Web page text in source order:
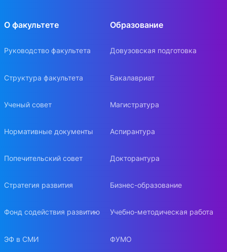
О факультете
Руководство факультета
Структура факультета
Ученый совет
Нормативные документы
Попечительский совет
Стратегия развития
Фонд содействия развитию
ЭФ в СМИ
Образование
Довузовская подготовка
Бакалавриат
Магистратура
Аспирантура
Докторантура
Бизнес-образование
Учебно-методическая работа
ФУМО